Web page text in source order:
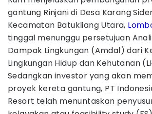
gantung Rinjani di Desa Karang
Kecamatan Batukliang Utara,
tinggal menunggu persetujuan
Dampak Lingkungan (Amdal) dari
Lingkungan Hidup dan Kehutanan
Sedangkan investor yang akan
proyek kereta gantung, PT
Resort telah menuntaskan